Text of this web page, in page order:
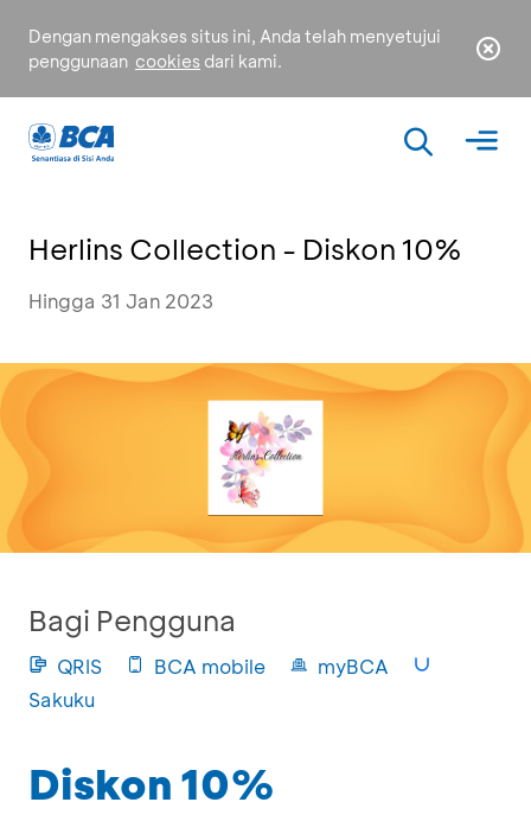
Dengan mengakses situs ini, Anda telah menyetujui
penggunaan cookies dari kami.
Herlins Collection - Diskon 10%
Hingga 31 Jan 2023
Bagi Pengguna
QRIS BCA mobile
myBCA
Sakuku
Diskon 10%